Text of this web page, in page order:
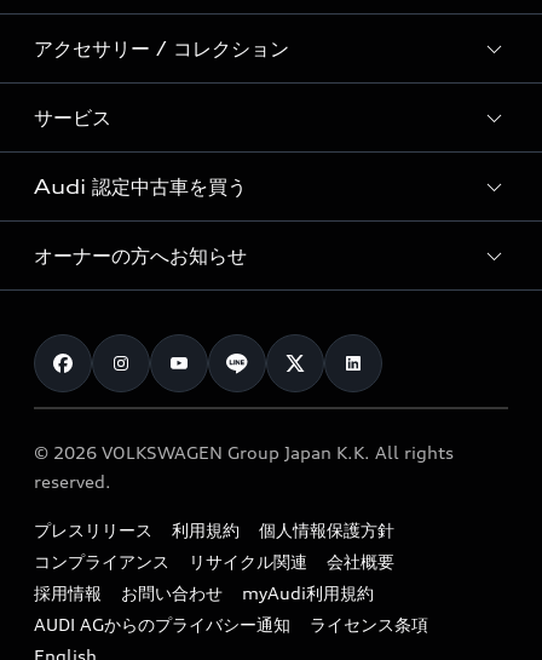
Audi Sport
Formula 1®
デジタルサービス
新車在庫検索
試乗車・展示車検索
見積り依頼
試乗予約
モデル一覧
特別仕様モデル / 限定モデル
e-tronラインアップ
価格シミュレーション
車両比較
カタログ一覧
アクセサリー / コレクション
純正アクセサリー
オンラインショップ
Audi collection
アウディナビアプリ
サービス
サービス入庫予約
サービスプログラム
メンテナンス
車検 / 定期点検
e-tronアフターサポート
myAudi
Audi 認定中古車を買う
Audi認定中古車
クオリティ
保証
メンテナンス
ファイナンス
キャンペーン / イベント
買取査定
オーナーの方へお知らせ
お知らせ
オーナー様向けキャンペーン
特定整備適用車一覧
リサイクル法
よくある質問（FAQ）
© 2026 VOLKSWAGEN Group Japan K.K. All rights
reserved.
プレスリリース 利用規約
個人情報保護方針
コンプライアンス
リサイクル関連
会社概要
採用情報
お問い合わせ
myAudi利用規約
AUDI AGからのプライバシー通知
ライセンス条項
English